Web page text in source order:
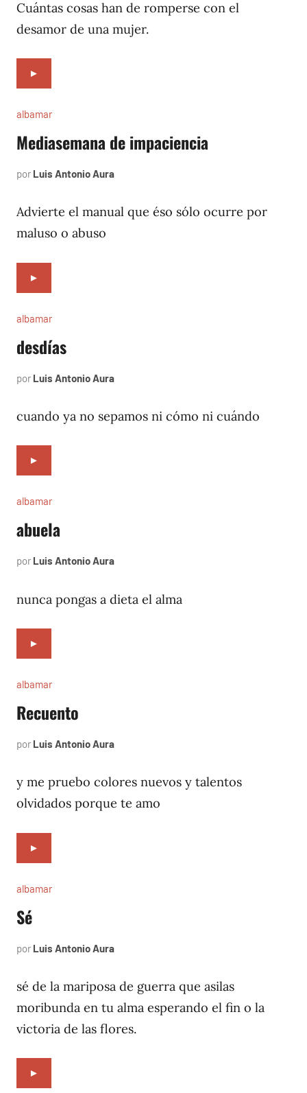
1996
Cuántas cosas han de romperse con el
desamor de una mujer.
►
albamar
Mediasemana de impaciencia
por Luis Antonio Aura
1996
Advierte el manual que éso sólo ocurre por
maluso o abuso
►
albamar
desdías
por Luis Antonio Aura
1996
cuando ya no sepamos ni cómo ni cuándo
►
albamar
abuela
por Luis Antonio Aura
1996
nunca pongas a dieta el alma
►
albamar
Recuento
por Luis Antonio Aura
1996
y me pruebo colores nuevos y talentos
olvidados porque te amo
►
albamar
Sé
por Luis Antonio Aura
1996
sé de la mariposa de guerra que asilas
moribunda en tu alma esperando el fin o la
victoria de las flores.
►